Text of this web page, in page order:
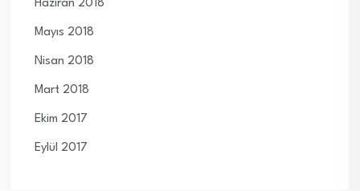
Haziran 2018
Mayıs 2018
Nisan 2018
Mart 2018
Ekim 2017
Eylül 2017